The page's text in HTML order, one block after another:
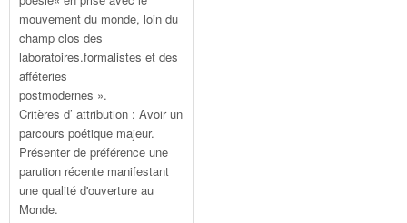
mouvement du monde, loin du
champ clos des
laboratoires.formalistes et des
afféteries
postmodernes ».
Critères d’ attribution : Avoir un
parcours poétique majeur.
Présenter de préférence une
parution récente manifestant
une qualité d'ouverture au
Monde.